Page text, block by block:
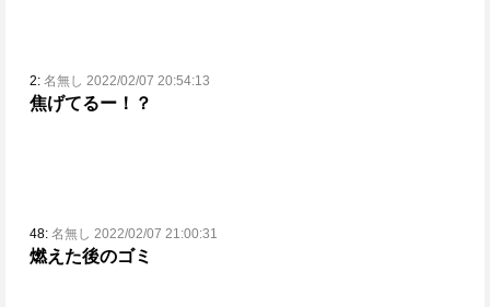
2: 名無し 2022/02/07 20:54:13
焦げてるー！？
48: 名無し 2022/02/07 21:00:31
燃えた後のゴミ